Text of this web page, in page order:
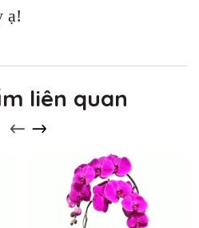
ạ!
liên quan